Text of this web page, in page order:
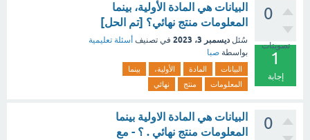
0
تصويتات
1
إجابة
البيانات هي المادة الأولية، بينما
المعلومات منتج نهائي؟ [تم الحل]
سُئل ديسمبر 3، 2023 في تصنيف أسئلة تعليمية
بواسطة صبا
البيانات المادة الأولية،
بينما
المعلومات
منتج نهائي
0
البيانات هي المادة الاولية بينما
المعلومات منتج نهائي . ؟ - مع